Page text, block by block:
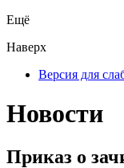
Ещё
Наверх
Версия для
Новости
Приказ о